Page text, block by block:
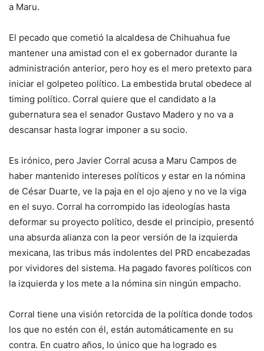
a Maru.
El pecado que cometió la alcaldesa de Chihuahua fue
mantener una amistad con el ex gobernador durante la
administración anterior, pero hoy es el mero pretexto para
iniciar el golpeteo político. La embestida brutal obedece al
timing político. Corral quiere que el candidato a la
gubernatura sea el senador Gustavo Madero y no va a
descansar hasta lograr imponer a su socio.
Es irónico, pero Javier Corral acusa a Maru Campos de
haber mantenido intereses políticos y estar en la nómina
de César Duarte, ve la paja en el ojo ajeno y no ve la viga
en el suyo. Corral ha corrompido las ideologías hasta
deformar su proyecto político, desde el principio, presentó
una absurda alianza con la peor versión de la izquierda
mexicana, las tribus más indolentes del PRD encabezadas
por vividores del sistema. Ha pagado favores políticos con
la izquierda y los mete a la nómina sin ningún empacho.
Corral tiene una visión retorcida de la política donde todos
los que no estén con él, están automáticamente en su
contra. En cuatro años, lo único que ha logrado es